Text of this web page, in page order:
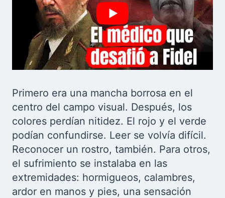
Primero era una mancha borrosa en el
centro del campo visual. Después, los
colores perdían nitidez. El rojo y el verde
podían confundirse. Leer se volvía difícil.
Reconocer un rostro, también. Para otros,
el sufrimiento se instalaba en las
extremidades: hormigueos, calambres,
ardor en manos y pies, una sensación